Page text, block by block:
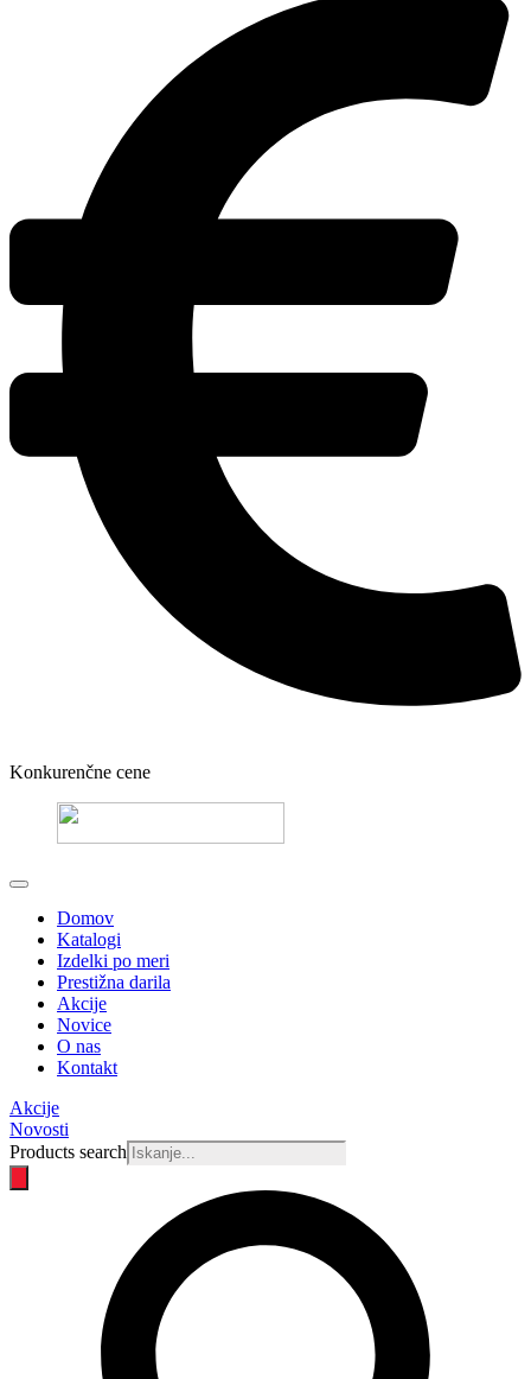
Konkurenčne cene
Domov
Katalogi
Izdelki po meri
Prestižna darila
Akcije
Novice
O nas
Kontakt
Akcije
Novosti
Products search